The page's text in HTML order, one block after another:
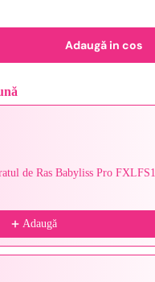
Adaugă in cos
to navigate through
de Ras Babyliss Pro
Adaugă